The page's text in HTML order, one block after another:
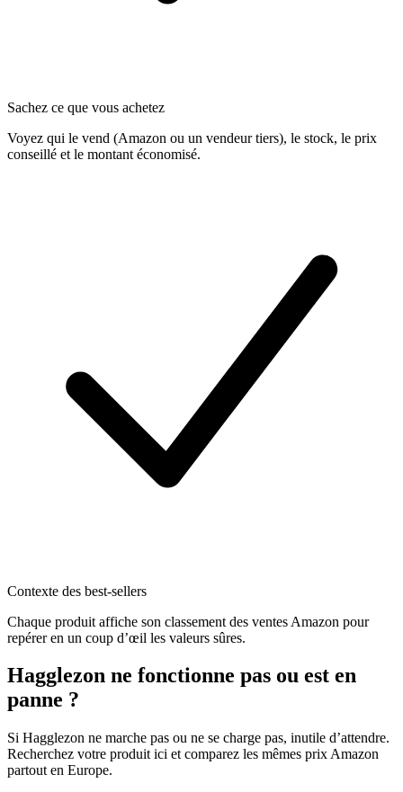
Sachez ce que vous achetez
Voyez qui le vend (Amazon ou un vendeur tiers), le stock, le prix
conseillé et le montant économisé.
Contexte des best-sellers
Chaque produit affiche son classement des ventes Amazon pour
repérer en un coup d’œil les valeurs sûres.
Hagglezon ne fonctionne pas ou est en
panne ?
Si Hagglezon ne marche pas ou ne se charge pas, inutile d’attendre.
Recherchez votre produit ici et comparez les mêmes prix Amazon
partout en Europe.